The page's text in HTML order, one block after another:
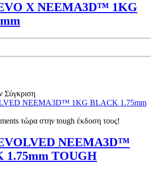
X NEEMA3D™ 1KG
Σύγκριση
τώρα στην tough έκδοση τους!
NEEMA3D™
1.75mm TOUGH